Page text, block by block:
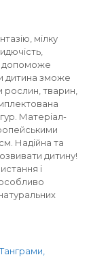
мілку
допоможе
дитина зможе
рослин, тварин,
Матеріал-
Надійна та
дитину!
і